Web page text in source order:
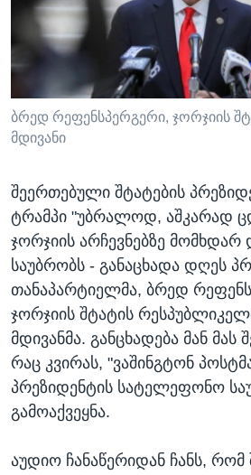
ᲡᲢᲣᲓᲘᲐ ᲕᲐᲨᲘᲜᲒᲢᲝᲜᲘ
ᲔᲙᲝᲜᲝᲛᲘᲙᲐ
ᲯᲐᲜᲛᲠᲗᲔᲚᲝᲑᲐ
ᲛᲔᲪᲜᲘᲔᲠᲔᲑᲐ
ᲘᲜᲢᲔᲠᲕᲘᲣ
ᲙᲣᲚᲢᲣᲠᲐ
ᲓᲔᲖᲘᲜᲤᲝᲠᲛᲐᲪᲘᲐ
Learning English
ᲗᲕᲐᲚᲘ ᲒᲕᲐᲓᲔᲕᲜᲔᲗ
ბრედ რეფენსპერგერი, ჯორჯიის
მდივანი
შეერთებული შტატების
ტრამპი "უბრალოდ, აშკარად
ჯორჯიის არჩევნებზე მომხდარ
საუბრობს - განაცხადა დღეს
თანაპარტიელმა, ბრედ
ჯორჯიის შტატის
მდივანმა. განცხადება მან მას
რაც კვირას, "ვაშინგტონ
პრეზიდენტის სატელეფონო
გამოაქვეყნა.
აუდიო ჩანაწერიდან ჩანს, რომ